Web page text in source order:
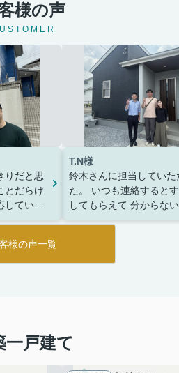
様の声
りだと思
とだらけ
していた
T.N様
鈴木さんに担当していた
た。
いつも連絡すると
してもらえて 分からな
様の声一覧
一戸建て